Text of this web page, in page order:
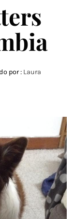
por : Laura